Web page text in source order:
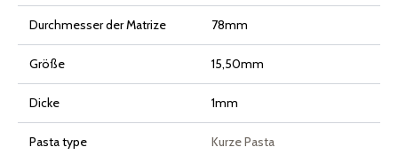
Durchmesser der Matrize 78mm
Größe 15,50mm
Dicke 1mm
Pasta type Kurze Pasta